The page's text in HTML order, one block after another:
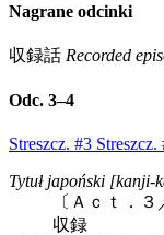
Nagrane odcinki
収録話 Recorded
Odc. 3–4
Streszcz. #3 Streszcz.
Tytuł japoński [kanji-
〔Ａｃｔ．
収録